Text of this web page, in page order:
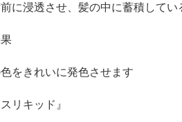
に浸透させ、髪の中に蓄積して
をきれいに発色させます
リキッド』